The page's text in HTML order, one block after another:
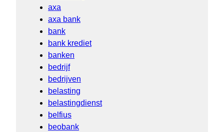
axa
axa bank
bank
bank krediet
banken
bedrijf
bedrijven
belasting
belastingdienst
belfius
beobank